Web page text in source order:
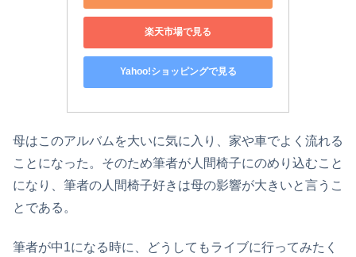
楽天市場で見る
Yahoo!ショッピングで見る
母はこのアルバムを大いに気に入り、家や車でよく流れる
ことになった。そのため筆者が人間椅子にのめり込むこと
になり、筆者の人間椅子好きは母の影響が大きいと言うこ
とである。
筆者が中1になる時に、どうしてもライブに行ってみたく